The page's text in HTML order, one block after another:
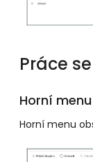
Práce
Horní menu
Horní menu